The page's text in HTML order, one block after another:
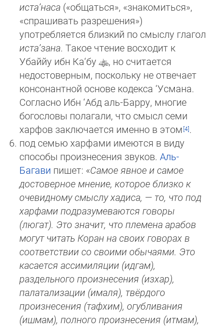
иста’наса («об­щать­ся», «знакомиться»,
«спрашивать разрешения»)
употребляется близкий по смыслу глагол
иста’зана. Такое чтение вос­хо­дит к
Убаййу ибн Ка‘бу
, но считается
недостоверным, поскольку не отвечает
консонантной основе кодекса ‘Ус­ма­на.
Согласно Ибн ‘Абд аль-Барру, многие
богословы полагали, что смысл семи
харфов заключается именно в этом
.
под семью харфами имеются в виду
способы произнесения звуков. Аль-
Багави пишет: «Самое явное и самое
достоверное мнение, которое близко к
очевидному смыслу хадиса, — то, что под
харфами подразумеваются говоры
(люгат). Это значит, что племена арабов
могут читать Коран на своих говорах в
соответствии со своими обычаями. Это
касается ассимиляции (идгам),
раздельного произнесения (изхар),
палатализации (ималя), твёрдого
произнесения (тафхим), огубливания
(ишмам), полного произнесения (итмам),